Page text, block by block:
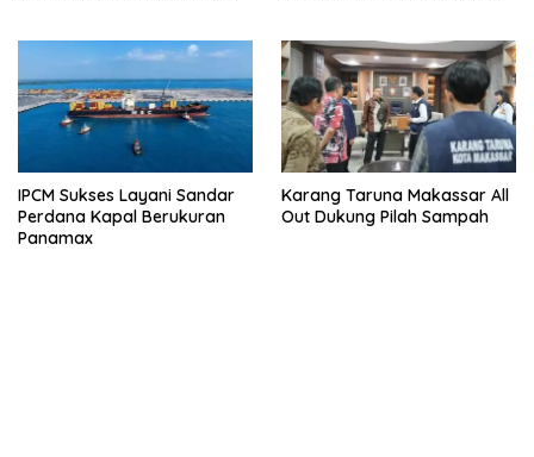
IPCM Sukses Layani Sandar
Perdana Kapal Berukuran
Panamax
Karang Taruna Makassar All
Out Dukung Pilah Sampah